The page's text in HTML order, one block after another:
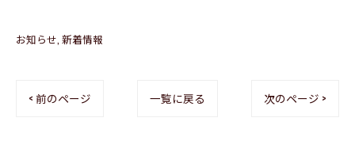
お知らせ 新着情報
< 前のページ 一覧に戻る 次のページ >